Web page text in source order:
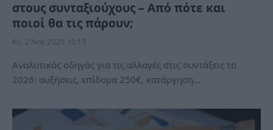
στους συνταξιούχους – Από πότε και
ποιοί θα τις πάρουν;
Κυ, 2 Νοέ 2025 10:15
Αναλυτικός οδηγός για τις αλλαγές στις συντάξεις το
2026: αυξήσεις, επίδομα 250€, κατάργηση…